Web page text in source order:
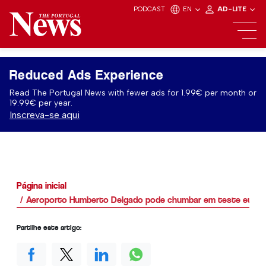
PODCAST EN AD-LITE
Reduced Ads Experience
Read The Portugal News with fewer ads for 1.99€ per month or
19.99€ per year.
Inscreva-se aqui
Página inicial
Aeroporto Humberto Delgado pode chumbar em teste
Partilhe este artigo: